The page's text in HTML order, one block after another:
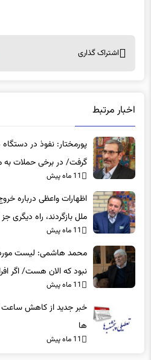
اشتراک گذاری
اخبار مرتبط
پورمختار: نفوذ در دستگاه
گرفت/ در برخی حملات
عوامل نفوذی دخیل بوده‌اند
11 ماه پیش
ملل بازگردند، راه دیگری
11 ماه پیش
محمد هاشمی: لیست
نبود که الان هست/ اگر
بهتر بود
11 ماه پیش
خبر جدید از کاهش ساعت
ها
11 ماه پیش